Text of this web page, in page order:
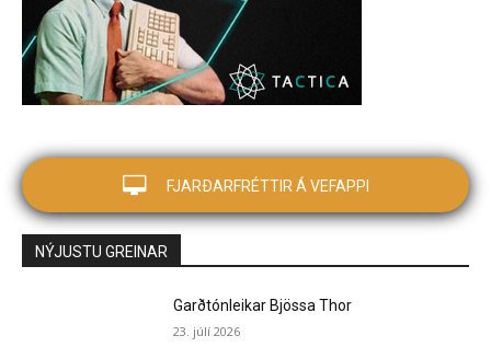
FJARÐARFRÉTTIR Á VEFAPPI
NÝJUSTU GREINAR
Garðtónleikar Bjössa Thor
23. júlí 2026